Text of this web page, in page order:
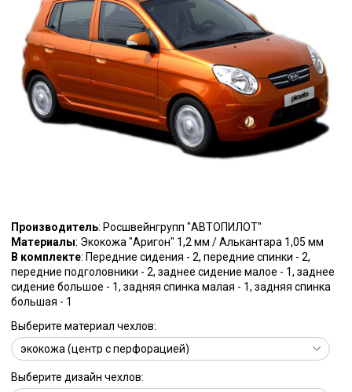
Производитель: Росшвейнгрупп "АВТОПИЛОТ"
Материалы: Экокожа "Аригон" 1,2 мм / Алькантара 1,05 мм
В комплекте: Передние сидения - 2, передние спинки - 2,
передние подголовники - 2, заднее сидение малое - 1, заднее
сидение большое - 1, задняя спинка малая - 1, задняя спинка
большая - 1
Выберите материал чехлов:
Выберите дизайн чехлов: